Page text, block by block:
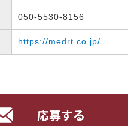
050-5530-8156
https://medrt.co.jp/